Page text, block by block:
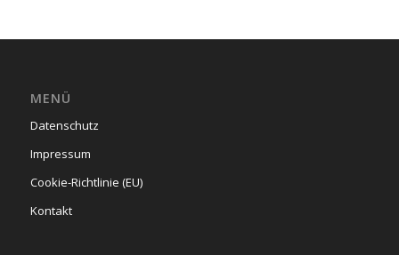
MENÜ
Datenschutz
Impressum
Cookie-Richtlinie (EU)
Kontakt